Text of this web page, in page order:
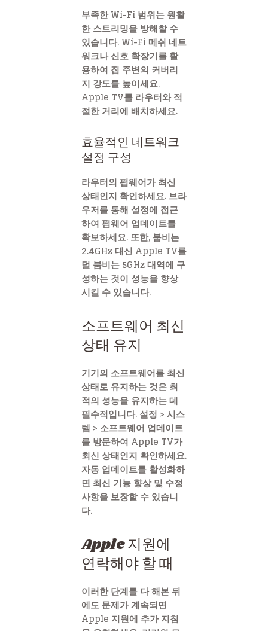
부족한 Wi-Fi 범위는 원활
한 스트리밍을 방해할 수
있습니다. Wi-Fi 메쉬 네트
워크나 신호 확장기를 활
용하여 집 주변의 커버리
지 강도를 높이세요.
Apple TV를 라우터와 적
절한 거리에 배치하세요.
효율적인 네트워크
설정 구성
라우터의 펌웨어가 최신
상태인지 확인하세요. 브라
우저를 통해 설정에 접근
하여 펌웨어 업데이트를
확보하세요. 또한, 붐비는
2.4GHz 대신 Apple TV를
덜 붐비는 5GHz 대역에 구
성하는 것이 성능을 향상
시킬 수 있습니다.
소프트웨어 최신
상태 유지
기기의 소프트웨어를 최신
상태로 유지하는 것은 최
적의 성능을 유지하는 데
필수적입니다. 설정 > 시스
템 > 소프트웨어 업데이트
를 방문하여 Apple TV가
최신 상태인지 확인하세요.
자동 업데이트를 활성화하
면 최신 기능 향상 및 수정
사항을 보장할 수 있습니
다.
Apple 지원에
연락해야 할 때
이러한 단계를 다 해본 뒤
에도 문제가 계속되면
Apple 지원에 추가 지침